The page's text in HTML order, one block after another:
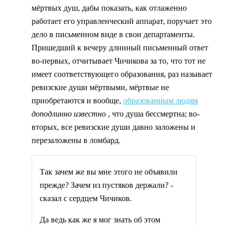
мёртвых душ, дабы показать, как отлаженно
работает его управленческий аппарат, поручает это
дело в письменном виде в свои департаменты.
Пришедший к вечеру длинный письменный ответ
во-первых, отчитывает Чичикова за то, что тот не
имеет соответствующего образования, раз называет
ревизские души мёртвыми, мёртвые не
приобретаются и вообще, образованным людям
доподлинно известно , что душа бессмертна; во-
вторых, все ревизские души давно заложены и
перезаложены в ломбард.
Так зачем же вы мне этого не объявили
прежде? Зачем из пустяков держали? -
сказал с сердцем Чичиков.
Да ведь как же я мог знать об этом